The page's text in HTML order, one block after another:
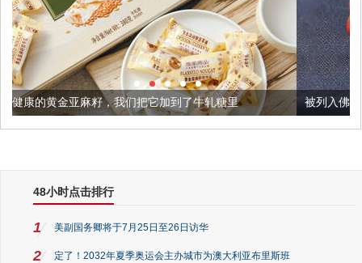
我们把它加到了牛轧糖里 被列入佛家七宝的它到底有多美
48小时点击排行
1 美副国务卿将于7月25日至26日访华
2 定了！2032年夏季奥运会主办城市为澳大利亚布里斯班